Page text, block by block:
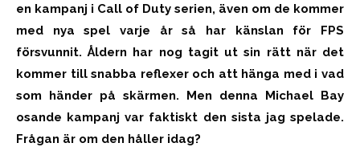
en kampanj i Call of Duty serien, även om de kommer
med nya spel varje år så har känslan för FPS
försvunnit. Åldern har nog tagit ut sin rätt när det
kommer till snabba reflexer och att hänga med i vad
som händer på skärmen. Men denna Michael Bay
osande kampanj var faktiskt den sista jag spelade.
Frågan är om den håller idag?